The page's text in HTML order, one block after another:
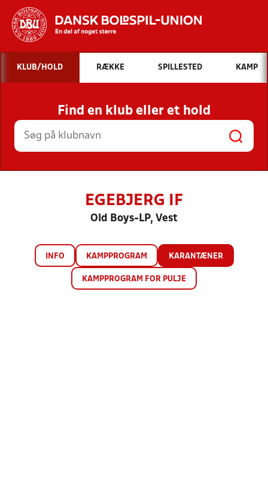
Hvad vil du søge efter?
INDHOLD OG NYHEDER
STILLINGER, RESULTATER, KLUBBER OG
HOLD
KLUB/HOLD RÆKKE SPILLESTED KAMP
Find en klub eller et hold
EGEBJERG IF
Old Boys-LP, Vest
INFO KAMPPROGRAM KARANTÆNER
KAMPPROGRAM FOR PULJE